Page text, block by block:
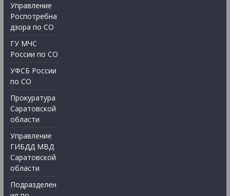
Управление
Роспотребна
дзора по СО
ГУ МЧС
России по СО
УФСБ России
по СО
Прокуратура
Саратовской
области
Управление
ГИБДД МВД
Саратовской
области
Подразделен